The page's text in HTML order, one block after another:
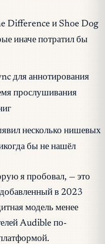
Difference и Shoe Dog
иначе потратил бы
для аннотирования
прослушивания
несколько нишевых
бы не нашёл
я пробовал, — это
в 2023
модель менее
Audible по-